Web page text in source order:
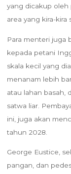
yang dicakup oleh
area yang kira-kira
Para menteri juga
kepada petani
skala kecil yang
menanam lebih
atau lahan basah,
satwa liar.
ini, juga akan
tahun 2028.
George Eustice,
pangan, dan